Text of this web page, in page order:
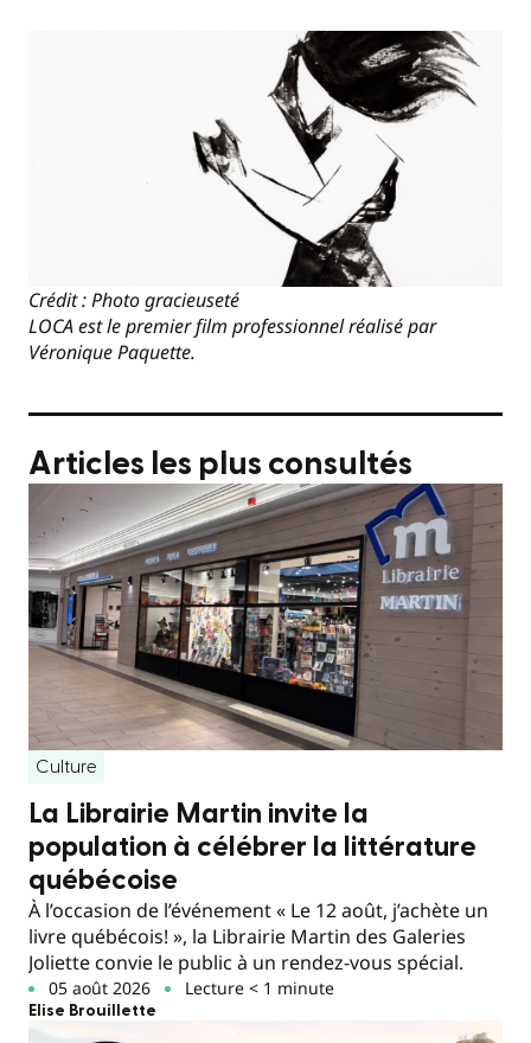
Crédit : Photo gracieuseté
LOCA est le premier film professionnel réalisé par
Véronique Paquette.
Articles les plus consultés
Culture
La Librairie Martin invite la
population à célébrer la littérature
québécoise
À l’occasion de l’événement « Le 12 août, j’achète un
livre québécois! », la Librairie Martin des Galeries
Joliette convie le public à un rendez-vous spécial.
05 août 2026 Lecture < 1 minute
Elise Brouillette